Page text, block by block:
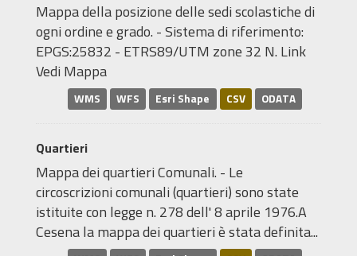
Mappa della posizione delle sedi scolastiche di
ogni ordine e grado. - Sistema di riferimento:
EPGS:25832 - ETRS89/UTM zone 32 N. Link
Vedi Mappa
WMS WFS Esri Shape CSV ODATA
Quartieri
Mappa dei quartieri Comunali. - Le
circoscrizioni comunali (quartieri) sono state
istituite con legge n. 278 dell' 8 aprile 1976.A
Cesena la mappa dei quartieri è stata definita...